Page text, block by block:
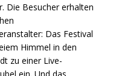
Die Besucher erhalten
Das Festival
Himmel in den
zu einer Live-